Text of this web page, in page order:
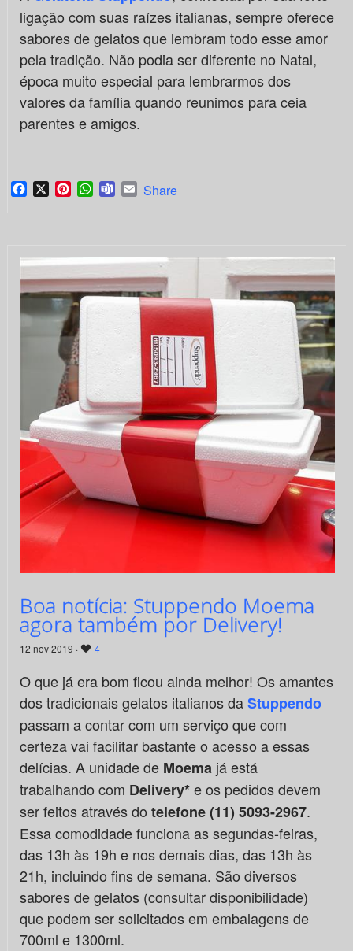
ligação com suas raízes italianas, sempre oferece
sabores de gelatos que lembram todo esse amor
pela tradição. Não podia ser diferente no Natal,
época muito especial para lembrarmos dos
valores da família quando reunimos para ceia
parentes e amigos.
Facebook
X PinterestWhatsApp
TeamsEmail
Share
Boa notícia: Stuppendo Moema
agora também por Delivery!
12 nov 2019 · 4
O que já era bom ficou ainda melhor! Os amantes
dos tradicionais gelatos italianos daStuppendo
passam a contar com um serviço que com
certeza vai facilitar bastante o acesso a essas
delícias. A unidade de Moemajá está
trabalhando com Delivery*e os pedidos devem
ser feitos através do telefone (11) 5093-2967.
Essa comodidade funciona as segundas-feiras,
das 13h às 19h e nos demais dias, das 13h às
21h, incluindo fins de semana. São diversos
sabores de gelatos (consultar disponibilidade)
que podem ser solicitados em embalagens de
700ml e 1300ml.